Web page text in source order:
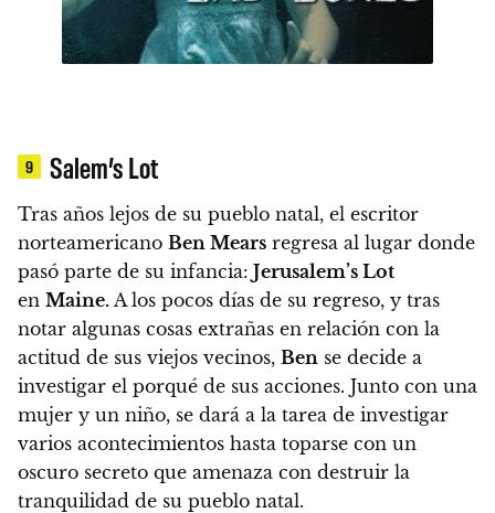
9 Salem’s Lot
Tras años lejos de su pueblo natal, el escritor
norteamericano Ben Mears regresa al lugar donde
pasó parte de su infancia: Jerusalem’s Lot
en Maine. A los pocos días de su regreso, y tras
notar algunas cosas extrañas en relación con la
actitud de sus viejos vecinos, Ben se decide a
investigar el porqué de sus acciones. Junto con una
mujer y un niño, se dará a la tarea de investigar
varios acontecimientos hasta toparse con un
oscuro secreto que amenaza con destruir la
tranquilidad de su pueblo natal.